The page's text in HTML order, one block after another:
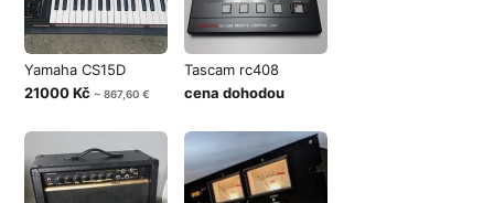
Yamaha CS15D
21000 Kč ~ 867,60 €
Tascam rc408
cena dohodou